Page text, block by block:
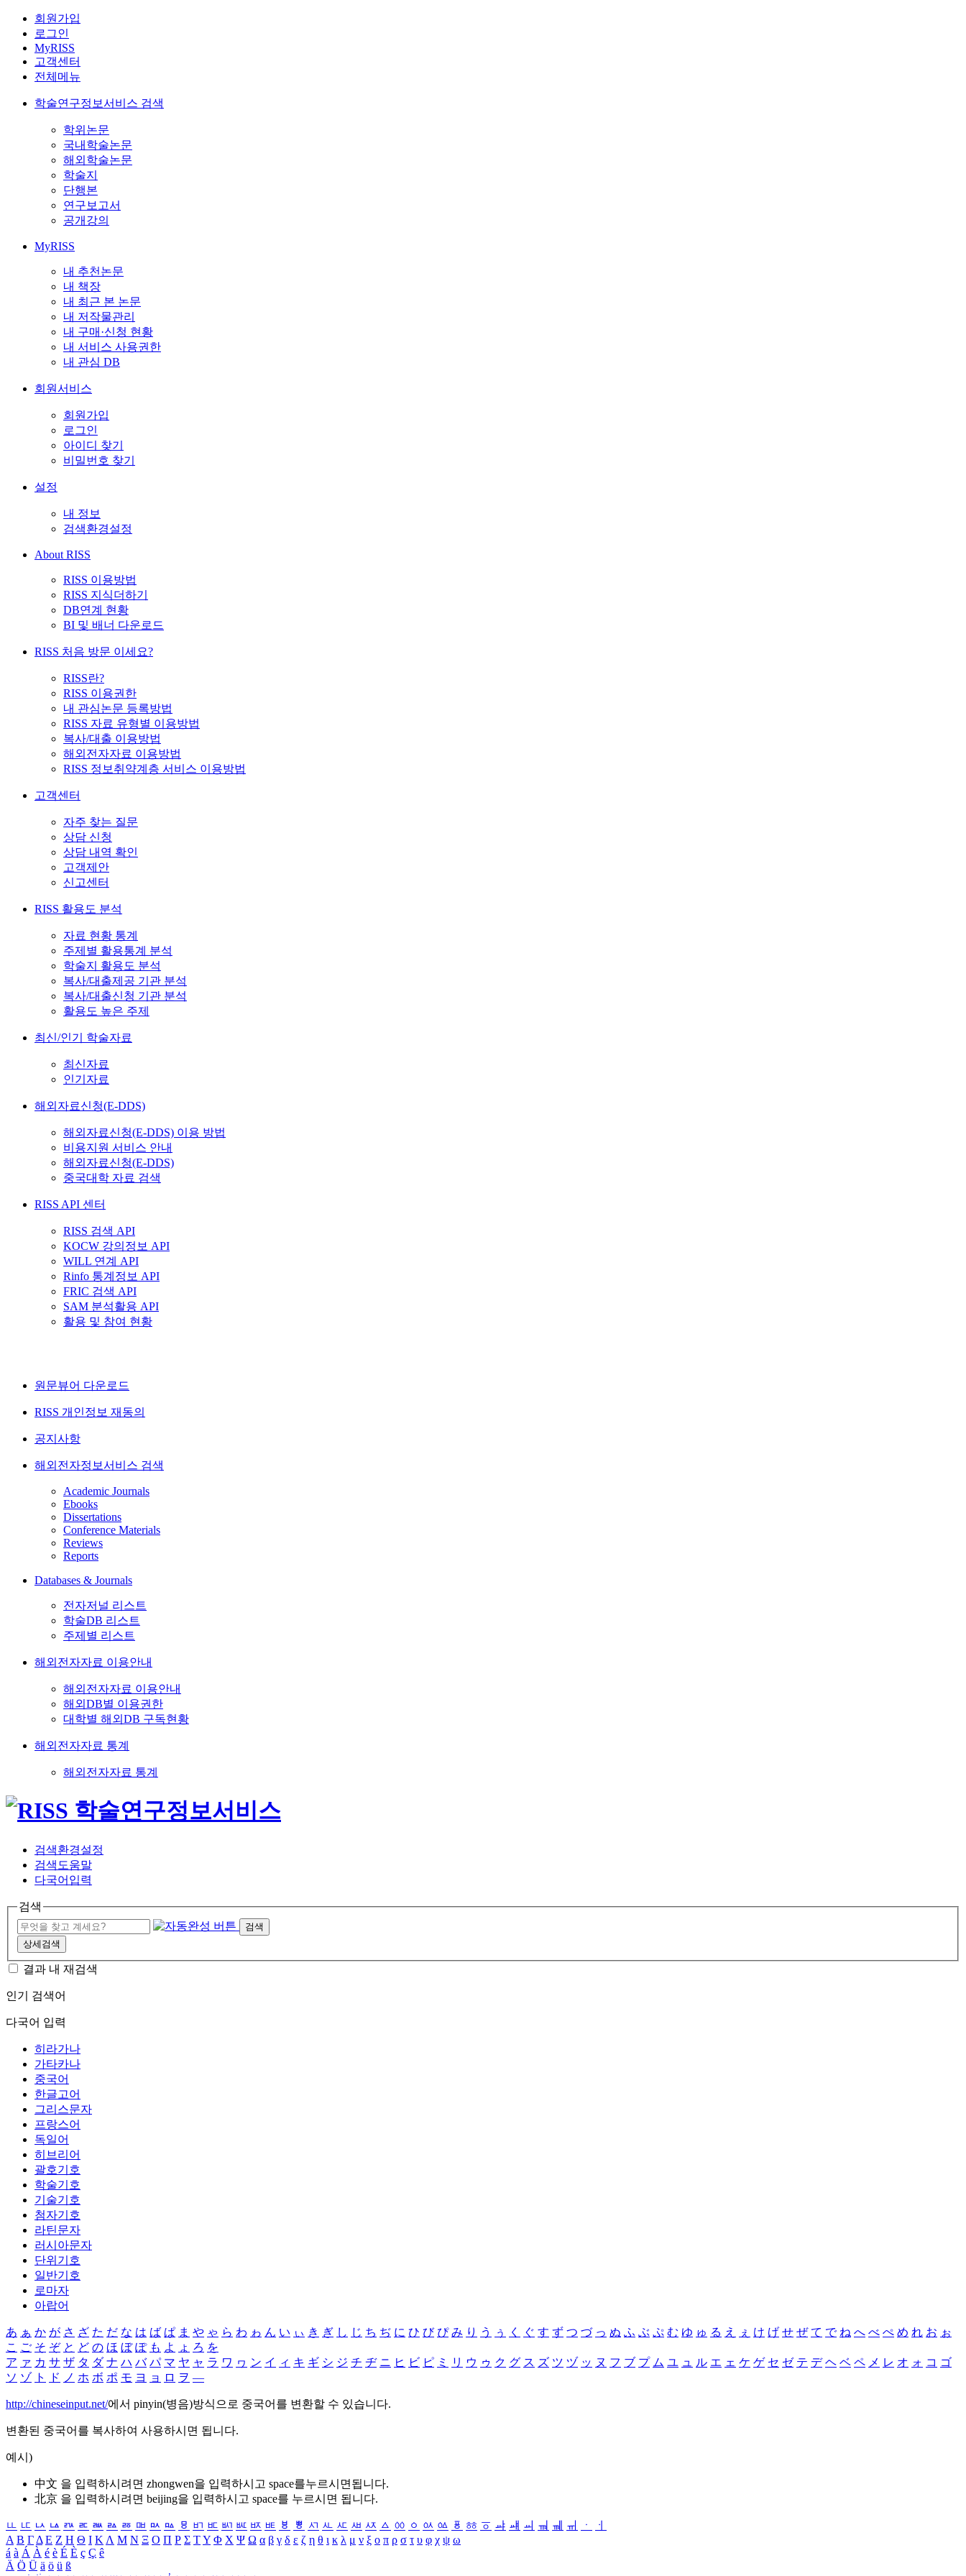
회원가입
로그인
MyRISS
고객센터
전체메뉴
학술연구정보서비스 검색
학위논문
국내학술논문
해외학술논문
학술지
단행본
연구보고서
공개강의
MyRISS
내 추천논문
내 책장
내 최근 본 논문
내 저작물관리
내 구매·신청 현황
내 서비스 사용권한
내 관심 DB
회원서비스
회원가입
로그인
아이디 찾기
비밀번호 찾기
설정
내 정보
검색환경설정
About RISS
RISS 이용방법
RISS 지식더하기
DB연계 현황
BI 및 배너 다운로드
RISS 처음 방문 이세요?
RISS란?
RISS 이용권한
내 관심논문 등록방법
RISS 자료 유형별 이용방법
복사/대출 이용방법
해외전자자료 이용방법
RISS 정보취약계층 서비스 이용방법
고객센터
자주 찾는 질문
상담 신청
상담 내역 확인
고객제안
신고센터
RISS 활용도 분석
자료 현황 통계
주제별 활용통계 분석
학술지 활용도 분석
복사/대출제공 기관 분석
복사/대출신청 기관 분석
활용도 높은 주제
최신/인기 학술자료
최신자료
인기자료
해외자료신청(E-DDS)
해외자료신청(E-DDS) 이용 방법
비용지원 서비스 안내
해외자료신청(E-DDS)
중국대학 자료 검색
RISS API 센터
RISS 검색 API
KOCW 강의정보 API
WILL 연계 API
Rinfo 통계정보 API
FRIC 검색 API
SAM 분석활용 API
활용 및 참여 현황
원문뷰어 다운로드
RISS 개인정보 재동의
공지사항
해외전자정보서비스 검색
Academic Journals
Ebooks
Dissertations
Conference Materials
Reviews
Reports
Databases & Journals
전자저널 리스트
학술DB 리스트
주제별 리스트
해외전자자료 이용안내
해외전자자료 이용안내
해외DB별 이용권한
대학별 해외DB 구독현황
해외전자자료 통계
해외전자자료 통계
검색환경설정
검색도움말
다국어입력
검색
검색
상세검색
결과 내 재검색
인기 검색어
다국어 입력
히라가나
가타카나
중국어
한글고어
그리스문자
프랑스어
독일어
히브리어
괄호기호
학술기호
기술기호
첨자기호
라틴문자
러시아문자
단위기호
일반기호
로마자
아랍어
あ ぁ か が さ ざ た だ な は ば ぱ ま や ゃ ら わ ゎ ん い ぃ き ぎ し じ ち ぢ に ひ び ぴ み り う ぅ く ぐ す ず つ づ っ ぬ ふ ぶ ぷ む ゆ ゅ る え ぇ け げ せ ぜ て で ね へ べ ぺ め れ お ぉ
こ ご そ ぞ と ど の ほ ぼ ぽ も よ ょ ろ を
ア ァ カ サ ザ タ ダ ナ ハ バ パ マ ヤ ャ ラ ワ ヮ ン イ ィ キ ギ シ ジ チ ヂ ニ ヒ ビ ピ ミ リ ウ ゥ ク グ ス ズ ツ ヅ ッ ヌ フ ブ プ ム ユ ュ ル エ ェ ケ ゲ セ ゼ テ デ ヘ ベ ペ メ レ オ ォ コ ゴ
ソ ゾ ト ド ノ ホ ボ ポ モ ヨ ョ ロ ヲ ―
http://chineseinput.net/에서 pinyin(병음)방식으로 중국어를 변환할 수 있습니다.
변환된 중국어를 복사하여 사용하시면 됩니다.
예시)
中文 을 입력하시려면 zhongwen을 입력하시고 space를누르시면됩니다.
北京 을 입력하시려면 beijing을 입력하시고 space를 누르시면 됩니다.
ㅥ ㅦ ㅧ ㅨ ㅩ ㅪ ㅫ ㅬ ㅭ ㅮ ㅯ ㅰ ㅱ ㅲ ㅳ ㅴ ㅵ ㅶ ㅷ ㅸ ㅹ ㅺ ㅻ ㅼ ㅽ ㅾ ㅿ ㆀ ㆁ ㆂ ㆃ ㆄ ㆅ ㆆ ㆇ ㆈ ㆉ ㆊ ㆋ ㆌ ㆍ
ㆎ
Α Β ΓΔ Ε Ζ Η Θ Ι ΚΛ Μ Ν Ξ Ο Π Ρ Σ ΤΥ Φ Χ Ψ Ω α β γ δ ε ζ η θ ι κ λ μ ν ξ ο π ρ σ τ υ φ χ ψ ω
á à Á À é è É È ç Ç ê
Ä Ö Ü ä ö ü ß